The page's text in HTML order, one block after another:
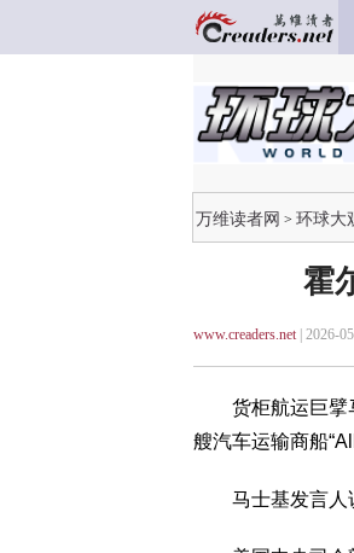
万维读者网 > 环球大
霍
www.creaders.net| 2026-
货柜航运巨擘马
艘汽车运输商船
马士基发言人说